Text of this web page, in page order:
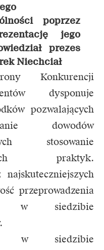
poprzez
jego
prezes
Niechciał
Konkurencji
dysponuje
pozwalających
dowodów
stosowanie
praktyk.
przeprowadzenia
w siedzibie
w siedzibie